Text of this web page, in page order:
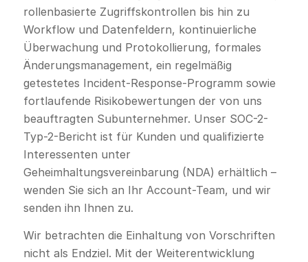
rollenbasierte Zugriffskontrollen bis hin zu
Workflow und Datenfeldern, kontinuierliche
Überwachung und Protokollierung, formales
Änderungsmanagement, ein regelmäßig
getestetes Incident-Response-Programm sowie
fortlaufende Risikobewertungen der von uns
beauftragten Subunternehmer. Unser SOC-2-
Typ-2-Bericht ist für Kunden und qualifizierte
Interessenten unter
Geheimhaltungsvereinbarung (NDA) erhältlich –
wenden Sie sich an Ihr Account-Team, und wir
senden ihn Ihnen zu.
Wir betrachten die Einhaltung von Vorschriften
nicht als Endziel. Mit der Weiterentwicklung